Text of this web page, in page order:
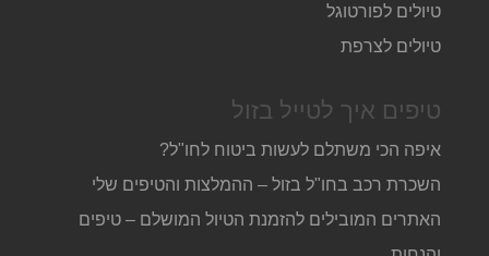
טיולים לפורטוגל
טיולים לצרפת
טיפים איך לטייל בזול
איפה הכי משתלם לעשות ביטוח לחו"ל?
השכרת רכב בחו"ל בזול – ההמלצות והטיפים שלי
האתרים המובילים להזמנת הטיול המושלם – טיפים